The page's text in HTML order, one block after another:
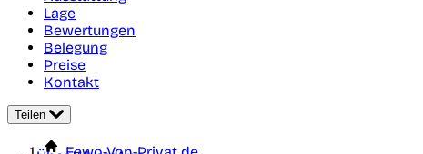
Lage
Bewertungen
Belegung
Preise
Kontakt
Teilen